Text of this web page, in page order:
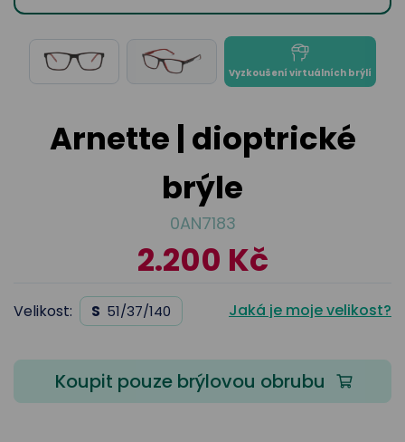
Přihlásit
brýle
Vyzkoušení virtuálních brýlí
Arnette | dioptrické
brýle
0AN7183
2.200 Kč
Velikost: S 51/37/140 Jaká je moje velikost?
Koupit pouze brýlovou obrubu